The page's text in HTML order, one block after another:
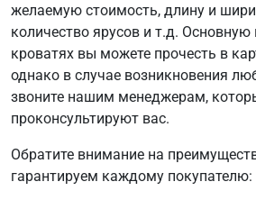
желаемую стоимость, длину и
количество ярусов и т.д.
кроватях вы можете прочесть в
однако в случае возникновения
звоните нашим менеджерам,
проконсультируют вас.
Обратите внимание на
гарантируем каждому покупателю: